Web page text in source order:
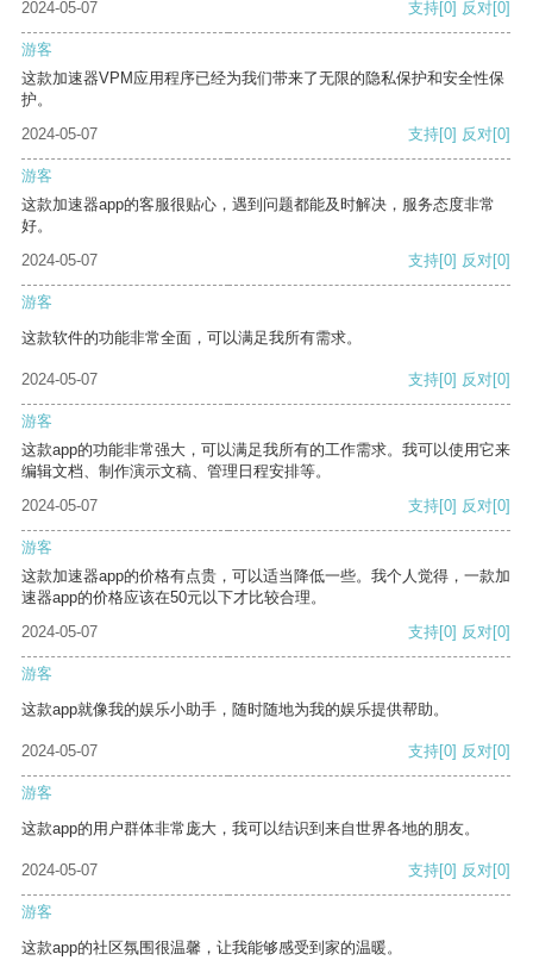
2024-05-07 支持[0] 反对[0]
游客
这款加速器VPM应用程序已经为我们带来了无限的隐私保护和安全性保
护。
2024-05-07
支持[0] 反对[0]
游客
这款加速器app的客服很贴心，遇到问题都能及时解决，服务态度非常
好。
2024-05-07
支持[0] 反对[0]
游客
这款软件的功能非常全面，可以满足我所有需求。
2024-05-07 支持[0] 反对[0]
游客
这款app的功能非常强大，可以满足我所有的工作需求。我可以使用它来
编辑文档、制作演示文稿、管理日程安排等。
2024-05-07
支持[0] 反对[0]
游客
这款加速器app的价格有点贵，可以适当降低一些。我个人觉得，一款加
速器app的价格应该在50元以下才比较合理。
2024-05-07
支持[0] 反对[0]
游客
这款app就像我的娱乐小助手，随时随地为我的娱乐提供帮助。
2024-05-07 支持[0] 反对[0]
游客
这款app的用户群体非常庞大，我可以结识到来自世界各地的朋友。
2024-05-07 支持[0] 反对[0]
游客
这款app的社区氛围很温馨，让我能够感受到家的温暖。